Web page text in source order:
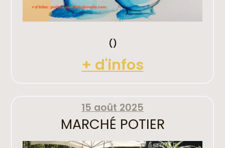
()
+ d'infos
15 août 2025
MARCHÉ POTIER